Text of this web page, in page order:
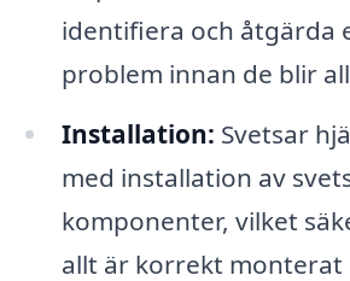
identifiera och åtgärda
problem innan de blir
Installation: Svetsar
med installation av
komponenter, vilket
allt är korrekt monterat